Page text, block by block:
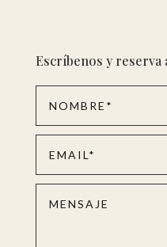
Escríbenos y reserva